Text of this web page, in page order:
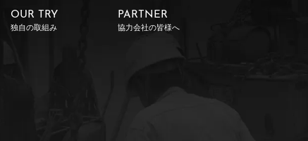
OUR TRY
独自の取組み
PARTNER
協力会社の皆様へ